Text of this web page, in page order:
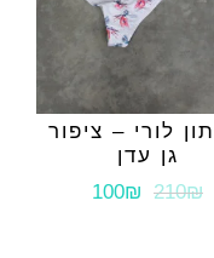
לורי – ציפור
גן עדן
210₪
100₪